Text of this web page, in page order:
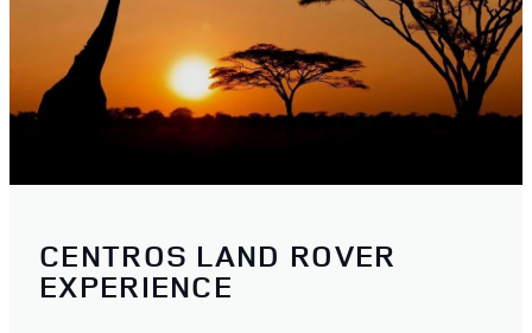
CENTROS LAND ROVER
EXPERIENCE